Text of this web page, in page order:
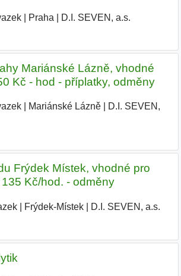
| Praha D.I. SEVEN, a.s.
Mariánské Lázně, vhodné
Kč - hod - příplatky, odměny
| Mariánské Lázně|
D.I. SEVEN,
Frýdek Místek, vhodné pro
Kč/hod. - odměny
Frýdek-Místek D.I. SEVEN, a.s.